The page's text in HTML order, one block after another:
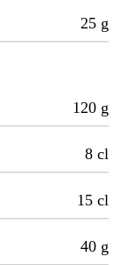
25 g
120 g
8 cl
15 cl
40 g